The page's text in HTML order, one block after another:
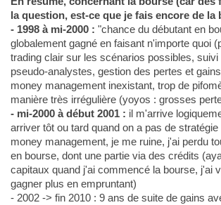
la question, est-ce que je fais encore de la
- 1998 à mi-2000 : "chance du débutant en
globalement gagné en faisant n'importe quoi
trading clair sur les scénarios possibles,
pseudo-analystes, gestion des pertes et
money management inexistant, trop de
manière très irrégulière (yoyos : grosses
- mi-2000 à début 2001 : il m'arrive
arriver tôt ou tard quand on a pas de
money management, je me ruine, j'ai perdu
en bourse, dont une partie via des crédits
capitaux quand j'ai commencé la bourse, j'ai
gagner plus en empruntant)
- 2002 -> fin 2010 : 9 ans de suite de gains